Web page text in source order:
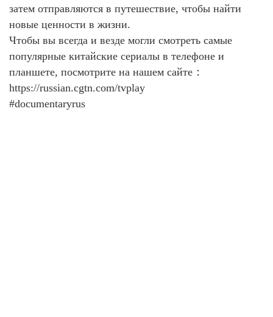
затем отправляются в путешествие, чтобы найти
новые ценности в жизни.
Чтобы вы всегда и везде могли смотреть самые
популярные китайские сериалы в телефоне и
планшете, посмотрите на нашем сайте：
https://russian.cgtn.com/tvplay
#documentaryrus